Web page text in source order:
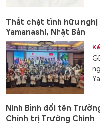
Thắt chặt tình hữu nghị
Yamanashi, Nhật Bản
Ninh Bình đổi tên
Chính trị Trường Chinh